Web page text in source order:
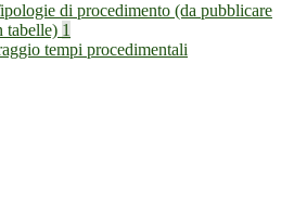
di procedimento (da pubblicare
tabelle) 1
tempi procedimentali